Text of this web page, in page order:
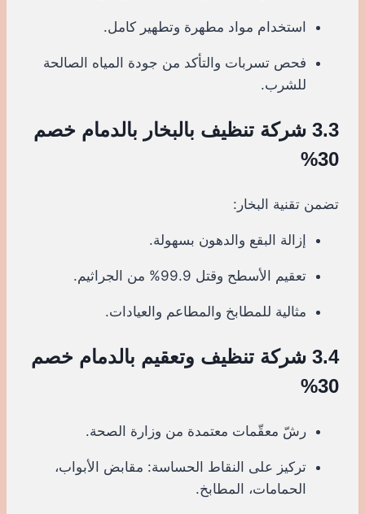
استخدام مواد مطهرة وتطهير كامل.
فحص تسربات والتأكد من جودة المياه الصالحة
للشرب.
3.3 شركة تنظيف بالبخار بالدمام خصم
30%
تضمن تقنية البخار:
إزالة البقع والدهون بسهولة.
تعقيم الأسطح وقتل 99.9% من الجراثيم.
مثالية للمطابخ والمطاعم والعيادات.
3.4 شركة تنظيف وتعقيم بالدمام خصم
30%
رشّ معقّمات معتمدة من وزارة الصحة.
تركيز على النقاط الحساسة: مقابض الأبواب،
الحمامات، المطابخ.